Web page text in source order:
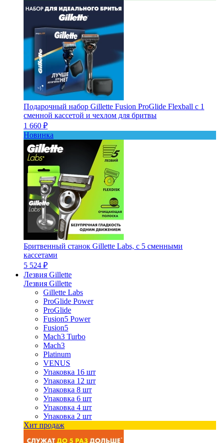
Подарочный набор Gillette Fusion ProGlide Flexball с 1
сменной кассетой и чехлом для бритвы
1 660 ₽
Новинка
Бритвенный станок Gillette Labs, с 5 сменными
кассетами
5 524 ₽
Лезвия Gillette
Лезвия Gillette
Gillette Labs
ProGlide Power
ProGlide
Fusion5 Power
Fusion5
Mach3 Turbo
Mach3
Platinum
VENUS
Упаковка 16 шт
Упаковка 12 шт
Упаковка 8 шт
Упаковка 6 шт
Упаковка 4 шт
Упаковка 2 шт
Хит продаж